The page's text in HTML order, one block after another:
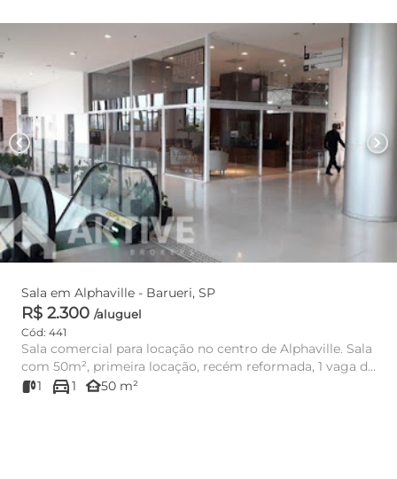
chevron_left chevron_right
Sala em Alphaville - Barueri, SP
R$ 2.300 /aluguel
Cód: 441
Sala comercial para locação no centro de Alphaville. Sala
com 50m², primeira locação, recém reformada, 1 vaga de
g...1 directions_car1 other_houses50 m²